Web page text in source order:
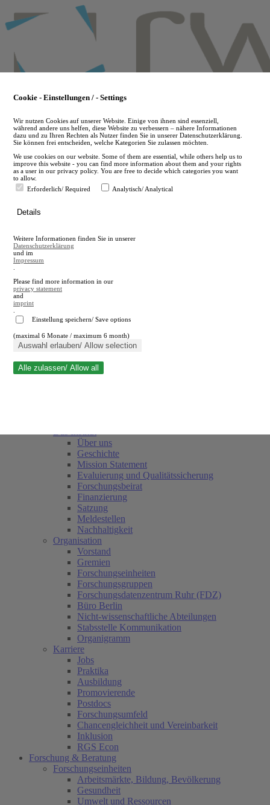
to
main
en
A
A
Suche schließen
Über uns
Geschichte
Mission Statement
Evaluierung und Qualitätssicherung
Forschungsbeirat
Finanzierung
Satzung
Meldestellen
Nachhaltigkeit
Organisation
Vorstand
Gremien
Forschungseinheiten
Forschungsgruppen
Forschungsdatenzentrum Ruhr (FDZ)
Büro Berlin
Nicht-wissenschaftliche Abteilungen
Stabsstelle Kommunikation
Organigramm
Karriere
Jobs
Praktika
Ausbildung
Promovierende
Postdocs
Forschungsumfeld
Chancengleichheit und Vereinbarkeit
Inklusion
RGS Econ
Forschung & Beratung
Forschungseinheiten
Arbeitsmärkte, Bildung, Bevölkerung
Gesundheit
Umwelt und Ressourcen
Cookie - Einstellungen / - Settings
Wir nutzen Cookies auf unserer Website. Einige von ihnen sind essenziell,
während andere uns helfen, diese Website zu verbessern – nähere Informationen
dazu und zu Ihren Rechten als Nutzer finden Sie in unserer Datenschutzerklärung.
Sie können frei entscheiden, welche Kategorien Sie zulassen möchten.
We use cookies on our website. Some of them are essential, while others help us to
improve this website - you can find more information about them and your rights
as a user in our privacy policy. You are free to decide which categories you want
to allow.
Erforderlich/ Required
Analytisch/ Analytical
Details
Weitere Informationen finden Sie in unserer
Datenschutzerklärung
und im
Impressum
Please find more information in our
privacy statement
and
imprint
Einstellung speichern/ Save options
(maximal 6 Monate / maximum 6 month)
Auswahl erlauben/ Allow selection
Alle zulassen/ Allow all